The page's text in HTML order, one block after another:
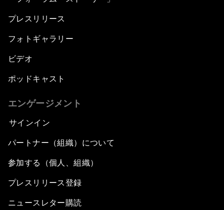
プレスリリース
フォトギャラリー
ビデオ
ポッドキャスト
エンゲージメント
サインイン
パートナー（組織）について
参加する（個人、組織）
プレスリリース登録
ニュースレター購読